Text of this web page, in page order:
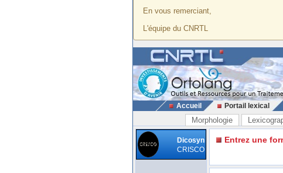
En vous remerciant,
L'équipe du CNRTL
Accueil Portail lexical
Morphologie
Dicosyn
CRISCO
Entrez une